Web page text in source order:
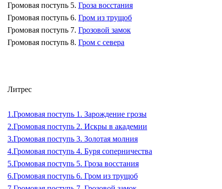
Громовая поступь 5. Гроза восстания
Громовая поступь 6. Гром из трущоб
Громовая поступь 7. Грозовой замок
Громовая поступь 8. Гром с севера
Литрес
1.Громовая поступь 1. Зарождение грозы
2.Громовая поступь 2. Искры в академии
3.Громовая поступь 3. Золотая молния
4.Громовая поступь 4. Буря соперничества
5.Громовая поступь 5. Гроза восстания
6.Громовая поступь 6. Гром из трущоб